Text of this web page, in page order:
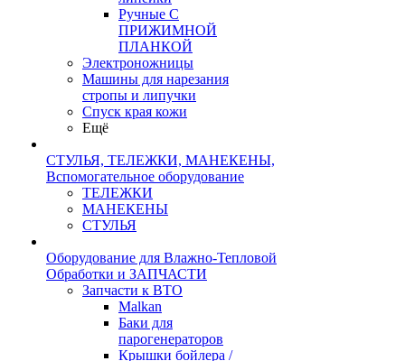
Ручные С
ПРИЖИМНОЙ
ПЛАНКОЙ
Электроножницы
Машины для нарезания
стропы и липучки
Спуск края кожи
Ещё
СТУЛЬЯ, ТЕЛЕЖКИ, МАНЕКЕНЫ,
Вспомогательное оборудование
ТЕЛЕЖКИ
МАНЕКЕНЫ
СТУЛЬЯ
Оборудование для Влажно-Тепловой
Обработки и ЗАПЧАСТИ
Запчасти к ВТО
Malkan
Баки для
парогенераторов
Крышки бойлера /